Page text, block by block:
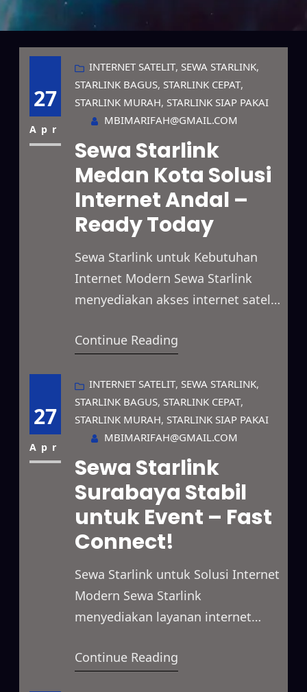
27
Apr
INTERNET SATELIT, SEWA STARLINK
STARLINK BAGUS, STARLINK CEPAT
STARLINK MURAH, STARLINK SIAP PAKAI
MBIMARIFAH@GMAIL.COM
Sewa Starlink
Medan Kota Solusi
Internet Andal –
Ready Today
Sewa Starlink untuk Kebutuhan
Internet Modern Sewa Starlink
menyediakan akses internet satelit
digunakan di berbagai kondisi.
mendukung kebutuhan bisnis,
proyek lapangan, event, hingga
penggunaan pribadi secara
fleksibel. Bahkan, jangkauannya
mencakup area terpencil, lokasi
dengan sinyal lemah, hingga
wilayah yang belum memiliki
jaringan fiber optik. Dengan
bantuan…
Continue Reading
27
Apr
INTERNET SATELIT, SEWA STARLINK
STARLINK BAGUS, STARLINK CEPAT
STARLINK MURAH, STARLINK SIAP PAKAI
MBIMARIFAH@GMAIL.COM
Sewa Starlink
Surabaya Stabil
untuk Event – Fast
Connect!
Sewa Starlink untuk Solusi Internet
Modern Sewa Starlink
menyediakan layanan internet
dapat digunakan dalam berbagai
Continue Reading